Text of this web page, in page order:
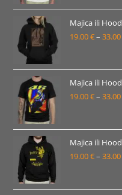
Majica ili
19.00€–
Majica ili
19.00€–
Majica ili
19.00€–